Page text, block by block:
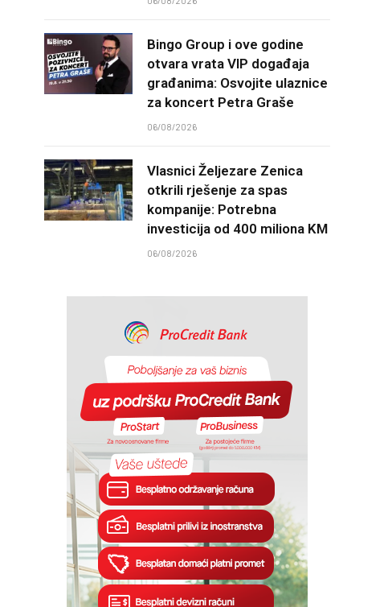
Bingo Group i ove godine
otvara vrata VIP događaja
građanima: Osvojite ulaznice
za koncert Petra Graše
06/08/2026
Vlasnici Željezare Zenica
otkrili rješenje za spas
kompanije: Potrebna
investicija od 400 miliona KM
06/08/2026